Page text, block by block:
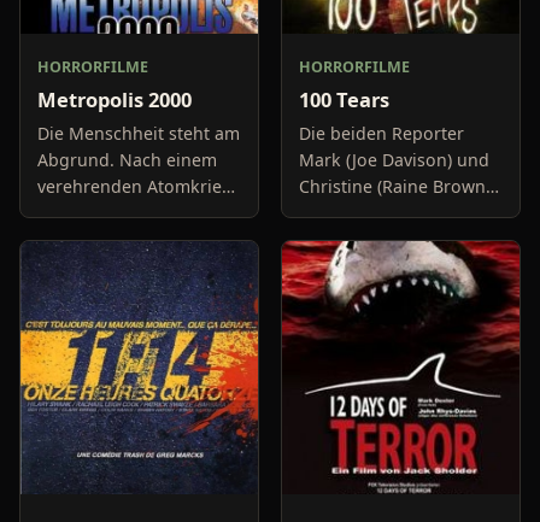
HORRORFILME
Metropolis 2000
Die Menschheit steht am
Abgrund. Nach einem
verehrenden Atomkrieg
ist nicht mehr viel von
der Zivilisation übrig
geblieben. In den
Trümmern hausen nur
noch w
HORRORFILME
100 Tears
Die beiden Reporter
Mark (Joe Davison) und
Christine (Raine Brown)
haben keine Lust mehr
auf belanglose
Boulevard-Meldungen
und befassen sich
neuerdings mit Se